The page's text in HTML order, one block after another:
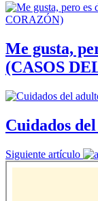
Me gusta,
(CASOS
Cuidados
Siguiente artículo